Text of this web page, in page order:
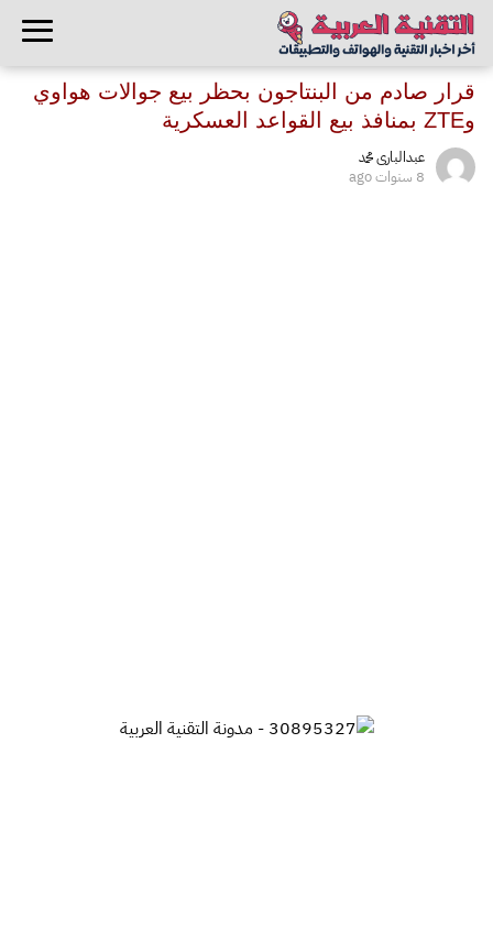
قرار صادم من البنتاجون بحظر بيع جوالات هواوي
وZTE بمنافذ بيع القواعد العسكرية
عبدالبارى محمد
8 سنوات ago